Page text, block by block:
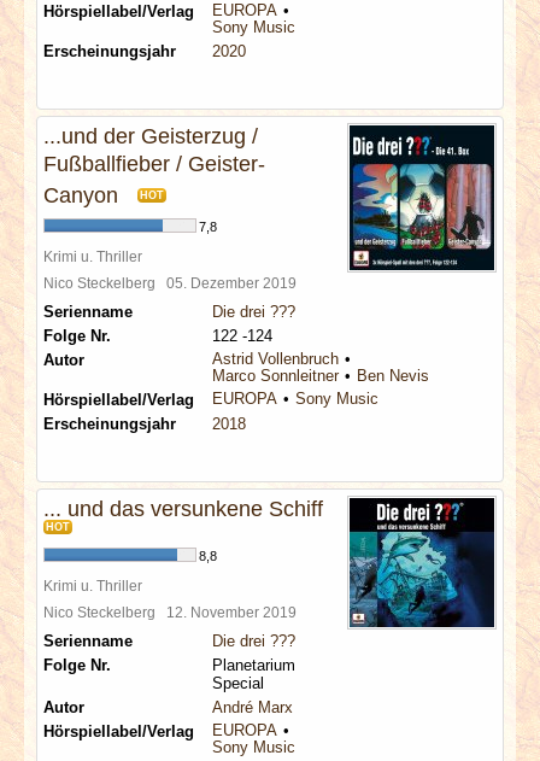
ARCHIV
Hörspiellabel/Verlag
EUROPA
Sony Music
Erscheinungsjahr
2020
...und der Geisterzug /
Fußballfieber / Geister-
Canyon
HOT
7,8
Krimi u. Thriller
Nico Steckelberg 05. Dezember 2019
Serienname
Die drei ???
Folge Nr.
122 -124
Autor
Astrid Vollenbruch
Marco Sonnleitner
Ben Nevis
Hörspiellabel/Verlag
EUROPA
Sony Music
Erscheinungsjahr
2018
... und das versunkene Schiff
HOT
8,8
Krimi u. Thriller
Nico Steckelberg 12. November 2019
Serienname
Die drei ???
Folge Nr.
Planetarium
Special
Autor
André Marx
Hörspiellabel/Verlag
EUROPA
Sony Music